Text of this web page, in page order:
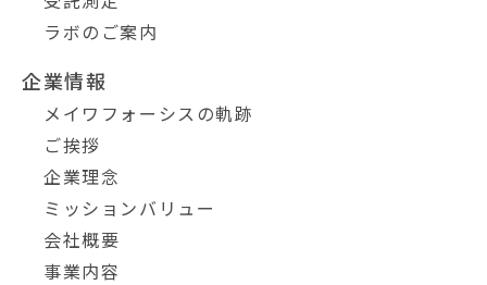
ラボのご案内
企業情報
メイワフォーシスの軌跡
ご挨拶
企業理念
ミッションバリュー
会社概要
事業内容